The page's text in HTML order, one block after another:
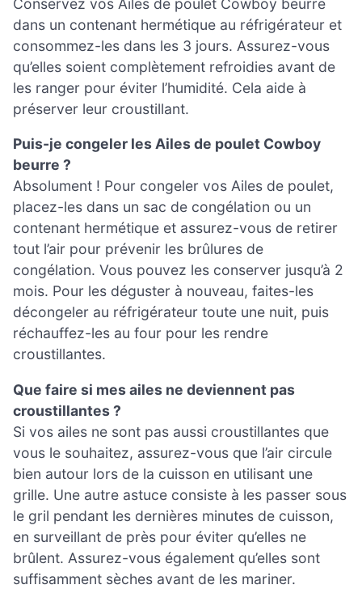
Conservez vos Ailes de poulet Cowboy beurre
dans un contenant hermétique au réfrigérateur et
consommez-les dans les 3 jours. Assurez-vous
qu’elles soient complètement refroidies avant de
les ranger pour éviter l’humidité. Cela aide à
préserver leur croustillant.
Puis-je congeler les Ailes de poulet Cowboy
beurre ?
Absolument ! Pour congeler vos Ailes de poulet,
placez-les dans un sac de congélation ou un
contenant hermétique et assurez-vous de retirer
tout l’air pour prévenir les brûlures de
congélation. Vous pouvez les conserver jusqu’à 2
mois. Pour les déguster à nouveau, faites-les
décongeler au réfrigérateur toute une nuit, puis
réchauffez-les au four pour les rendre
croustillantes.
Que faire si mes ailes ne deviennent pas
croustillantes ?
Si vos ailes ne sont pas aussi croustillantes que
vous le souhaitez, assurez-vous que l’air circule
bien autour lors de la cuisson en utilisant une
grille. Une autre astuce consiste à les passer sous
le gril pendant les dernières minutes de cuisson,
en surveillant de près pour éviter qu’elles ne
brûlent. Assurez-vous également qu’elles sont
suffisamment sèches avant de les mariner.